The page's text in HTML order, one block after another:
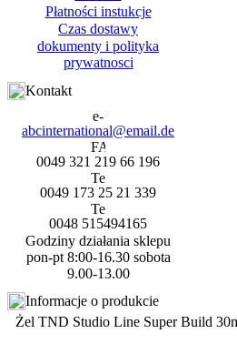
Płatności instukcje
Czas dostawy
dokumenty i polityka
prywatnosci
Kontakt
abcinternational@email.de
0049 321 219 66 196
0049 173 25 21 339
0048 515494165
Godziny działania sklepu
pon-pt 8:00-16.30 sobota
9.00-13.00
Informacje o produkcie
Żel TND Studio Line Super Build